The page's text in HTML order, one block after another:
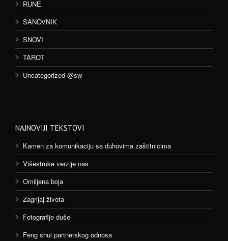
RUNE
SANOVNIK
SNOVI
TAROT
Uncategorized @sw
NAJNOVIJI TEKSTOVI
Kamen za komunikaciju sa duhovima zaštitnicima
Višestruke verzije nas
Omiljena boja
Zagrljaj života
Fotografije duše
Feng shui partnerskog odnosa